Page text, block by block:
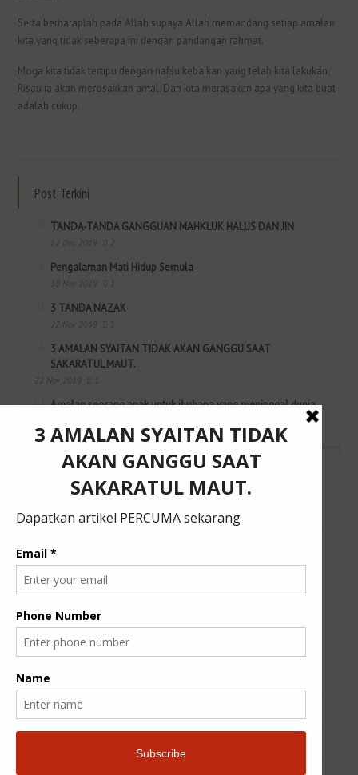
Serta berharaplah pada Allah supaya Allah memandang setiap amalan
kita yang tidak seberapa ini dengan pandangan rahmat.
Moga kita tidak tertipu dengan nafsu kebaikan yang telah kita lakukan.
Risau ia akan merosakkan amal. Dan kita merasakan apa yang kita buat
adalah cukup.
Post Terkini
TANDA-TANDA GANGGUAN MAHKLUK HALUS DAN JIN
Pengalaman Mati Hidup Semula
3 TANDA NAZAK
3 AMALAN SYAITAN TIDAK AKAN GANGGU SAAT
SAKARATUL MAUT.
Amalan seorang anak untuk ibubapa yang meninggal dunia.
Categories
Artikel
Belajar Bahasa Arab
Berita Semasa
Buku
Fatehteam Nota Kuliah
JomToJannah
JomToJannah